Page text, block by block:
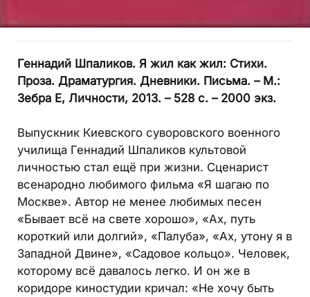
Геннадий Шпаликов. Я жил как жил: Стихи.
Проза. Драматургия. Дневники. Письма. – М.:
Зебра Е, Личности, 2013. – 528 с. – 2000 экз.
Выпускник Киевского суворовского военного
училища Геннадий Шпаликов культовой
личностью стал ещё при жизни. Сценарист
всенародно любимого фильма «Я шагаю по
Москве». Автор не менее любимых песен
«Бывает всё на свете хорошо», «Ах, путь
короткий или долгий», «Палуба», «Ах, утону я в
Западной Двине», «Садовое кольцо». Человек,
которому всё давалось легко. И он же в
коридоре киностудии кричал: «Не хочу быть